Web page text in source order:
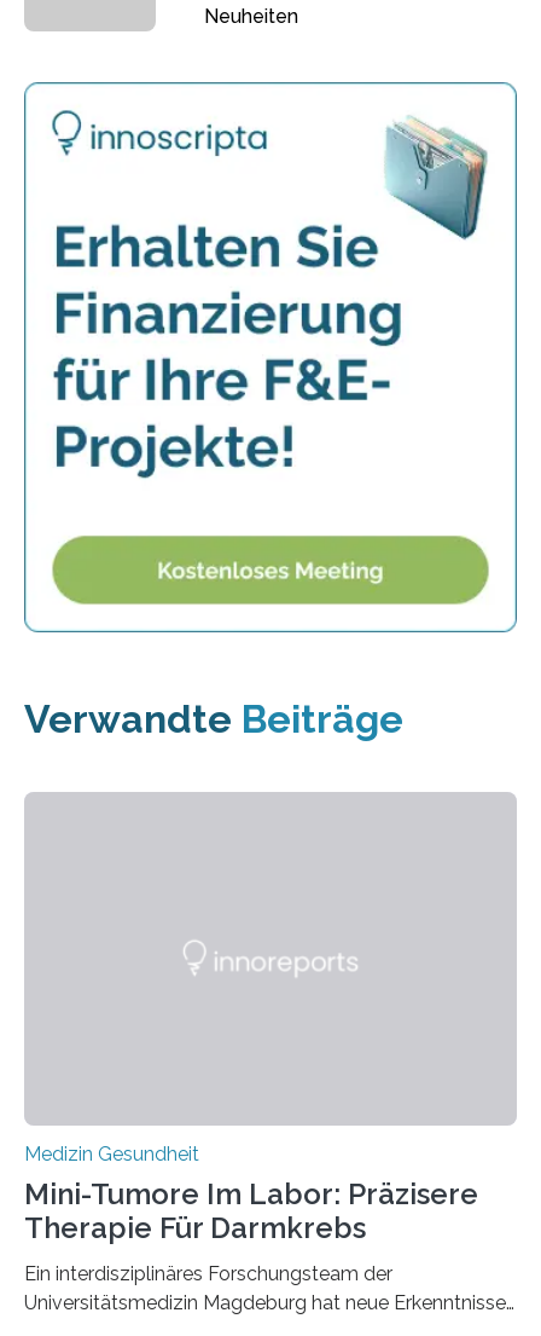
Neuheiten
Verwandte Beiträge
Medizin Gesundheit
Mini-Tumore Im Labor: Präzisere
Therapie Für Darmkrebs
Ein interdisziplinäres Forschungsteam der
Universitätsmedizin Magdeburg hat neue Erkenntnisse